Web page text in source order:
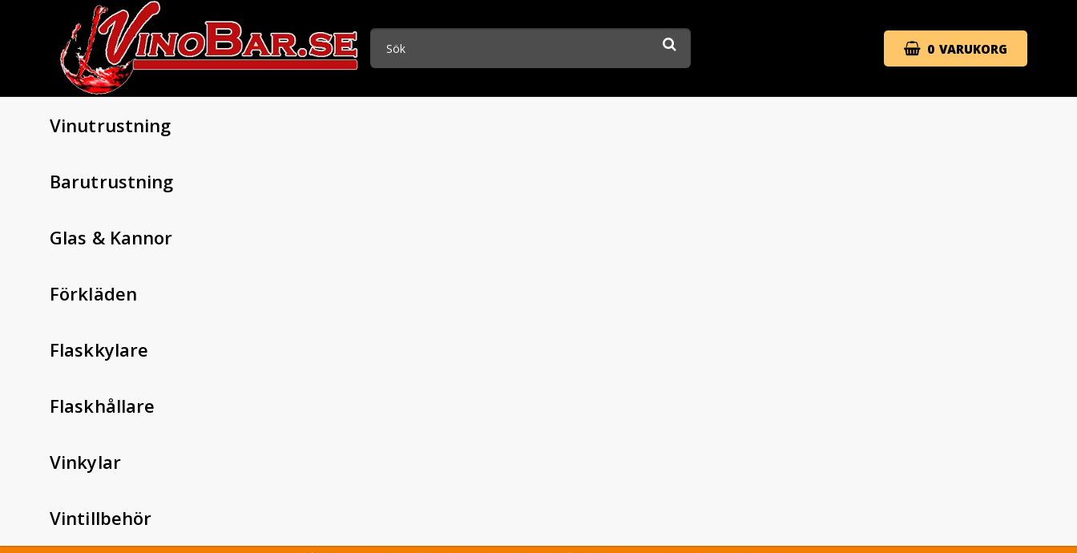
0 VARUKORG
Vinutrustning
Barutrustning
Glas & Kannor
Förkläden
Flaskkylare
Flaskhållare
Vinkylar
Vintillbehör